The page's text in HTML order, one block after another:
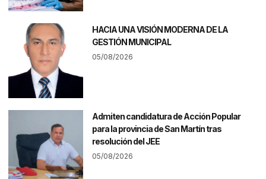
HACIA UNA VISIÓN MODERNA DE LA
GESTIÓN MUNICIPAL
05/08/2026
Admiten candidatura de Acción Popular
para la provincia de San Martín tras
resolución del JEE
05/08/2026